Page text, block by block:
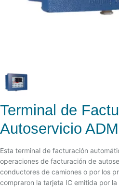
Terminal de
Autoservicio
Esta terminal de facturación
operaciones de facturación de
conductores de camiones o por los
compraron la tarjeta IC emitida por